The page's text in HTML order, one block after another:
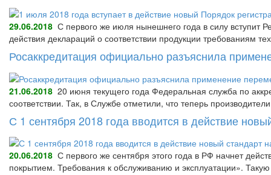
29.06.2018 С первого же июля нынешнего года в силу вступит
действия деклараций о соответствии продукции требованиям
Росаккредитация официально разъяснила
21.06.2018 20 июня текущего года Федеральная служба по
соответствии. Так, в Службе отметили, что теперь
С 1 сентября 2018 года вводится в действие
20.06.2018 С первого же сентября этого года в РФ начнет
покрытием. Требования к обслуживанию и эксплуатации».